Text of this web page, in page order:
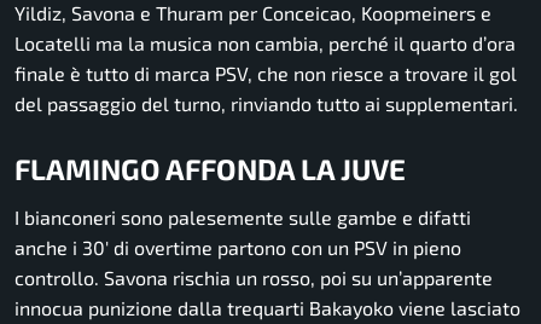
Yildiz, Savona e Thuram per Conceicao, Koopmeiners e
Locatelli ma la musica non cambia, perché il quarto d’ora
finale è tutto di marca PSV, che non riesce a trovare il gol
del passaggio del turno, rinviando tutto ai supplementari.
FLAMINGO AFFONDA LA JUVE
I bianconeri sono palesemente sulle gambe e difatti
anche i 30′ di overtime partono con un PSV in pieno
controllo. Savona rischia un rosso, poi su un’apparente
innocua punizione dalla trequarti Bakayoko viene lasciato